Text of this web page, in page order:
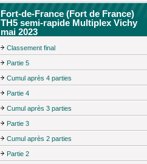
Fort-de-France (Fort de France)
TH5 semi-rapide Multiplex Vichy
mai 2023
Classement final
Partie 5
Cumul après 4 parties
Partie 4
Cumul après 3 parties
Partie 3
Cumul après 2 parties
Partie 2